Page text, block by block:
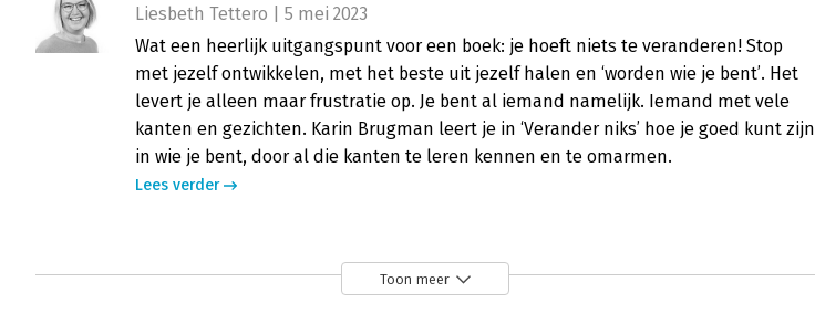
Liesbeth Tettero | 5 mei 2023
Wat een heerlijk uitgangspunt voor een boek: je hoeft niets te veranderen! Stop
met jezelf ontwikkelen, met het beste uit jezelf halen en ‘worden wie je bent’. Het
levert je alleen maar frustratie op. Je bent al iemand namelijk. Iemand met vele
kanten en gezichten. Karin Brugman leert je in ‘Verander niks’ hoe je goed kunt zijn
in wie je bent, door al die kanten te leren kennen en te omarmen.
Lees verder
Toon meer